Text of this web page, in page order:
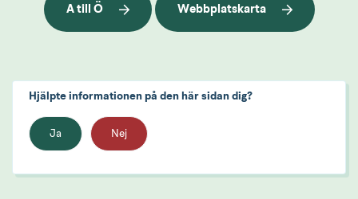
A till Ö Webbplatskarta
Hjälpte informationen på den här sidan dig?
Ja Nej